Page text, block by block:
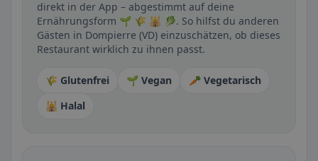
direkt in der App – abgestimmt auf deine
Ernährungsform 🌱 🌾 🕌 🥬. So hilfst du anderen
Gästen in Dompierre (VD) einzuschätzen, ob dieses
Restaurant wirklich zu ihnen passt.
🌾 Glutenfrei 🌱 Vegan
🥕 Vegetarisch
🕌 Halal